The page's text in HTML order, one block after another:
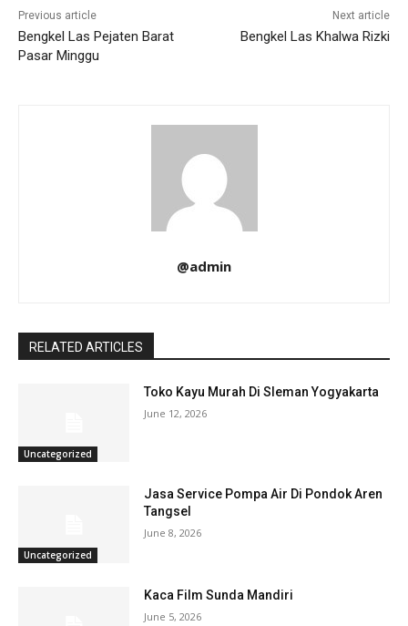
Previous article
Bengkel Las Pejaten Barat
Pasar Minggu
Next article
Bengkel Las Khalwa Rizki
@admin
RELATED ARTICLES
Uncategorized
Toko Kayu Murah Di Sleman Yogyakarta
June 12, 2026
Uncategorized
Jasa Service Pompa Air Di Pondok Aren
Tangsel
June 8, 2026
Kaca Film Sunda Mandiri
June 5, 2026